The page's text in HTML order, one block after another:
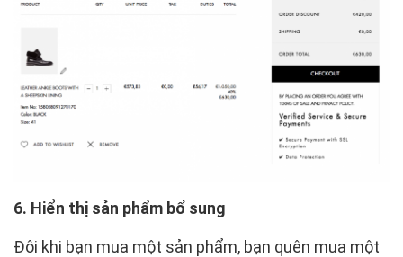
6. Hiển thị sản phẩm bổ sung
Đôi khi bạn mua một sản phẩm, bạn quên mua một